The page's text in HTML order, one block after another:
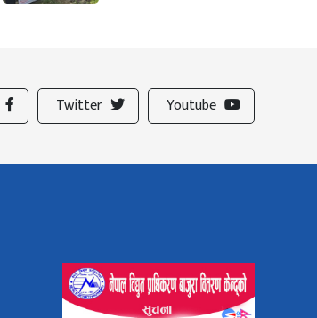
Twitter Youtube